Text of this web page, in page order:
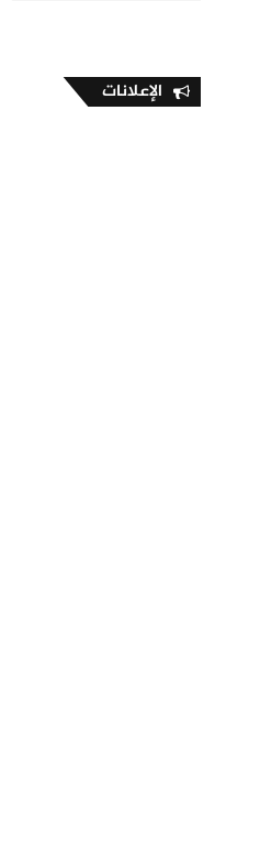
الإعلانات